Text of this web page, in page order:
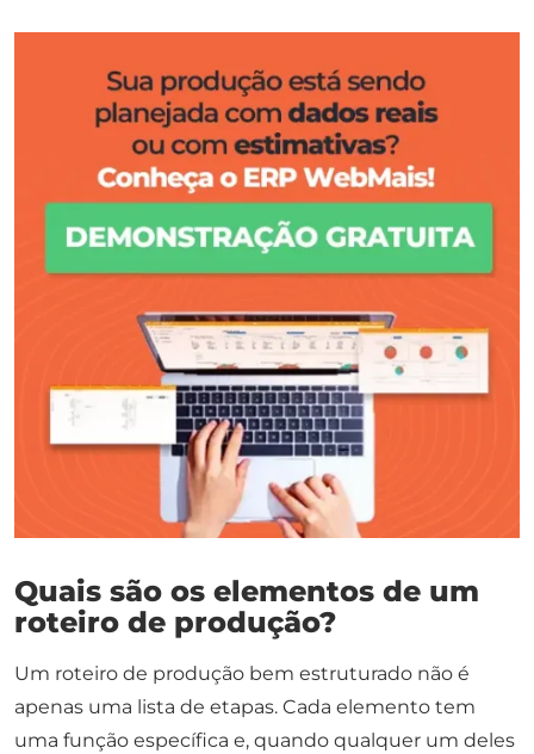
Quais são os elementos de um
roteiro de produção?
Um roteiro de produção bem estruturado não é
apenas uma lista de etapas. Cada elemento tem
uma função específica e, quando qualquer um deles